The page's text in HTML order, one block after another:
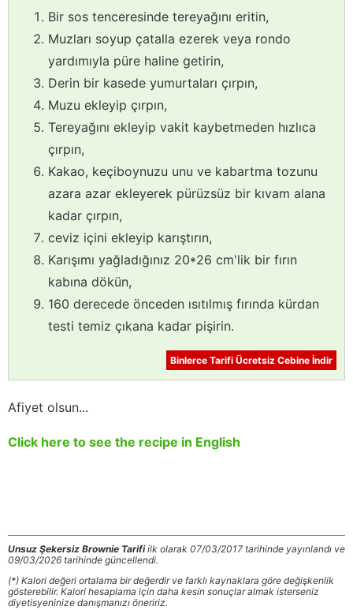
Bir sos tenceresinde tereyağını eritin,
Muzları soyup çatalla ezerek veya rondo
yardımıyla püre haline getirin,
Derin bir kasede yumurtaları çırpın,
Muzu ekleyip çırpın,
Tereyağını ekleyip vakit kaybetmeden hızlıca
çırpın,
Kakao, keçiboynuzu unu ve kabartma tozunu
azara azar ekleyerek pürüzsüz bir kıvam alana
kadar çırpın,
ceviz içini ekleyip karıştırın,
Karışımı yağladığınız 20*26 cm'lik bir fırın
kabına dökün,
160 derecede önceden ısıtılmış fırında kürdan
testi temiz çıkana kadar pişirin.
Binlerce Tarifi Ücretsiz Cebine İndir
Afiyet olsun...
Click here to see the recipe in English
Unsuz Şekersiz Brownie Tarifiilk olarak 07/03/2017 tarihinde yayınlandı ve
09/03/2026 tarihinde güncellendi.
(*) Kalori değeri ortalama bir değerdir ve farklı kaynaklara göre değişkenlik
gösterebilir. Kalori hesaplama için daha kesin sonuçlar almak isterseniz
diyetisyeninize danışmanızı öneririz.